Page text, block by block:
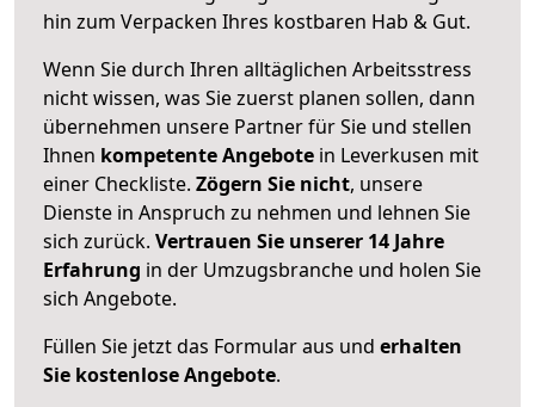
hin zum Verpacken Ihres kostbaren Hab & Gut.
Wenn Sie durch Ihren alltäglichen Arbeitsstress
nicht wissen, was Sie zuerst planen sollen, dann
übernehmen unsere Partner für Sie und stellen
Ihnen kompetente Angebote in Leverkusen mit
einer Checkliste. Zögern Sie nicht, unsere
Dienste in Anspruch zu nehmen und lehnen Sie
sich zurück. Vertrauen Sie unserer 14 Jahre
Erfahrung in der Umzugsbranche und holen Sie
sich Angebote.
Füllen Sie jetzt das Formular aus und erhalten
Sie kostenlose Angebote.